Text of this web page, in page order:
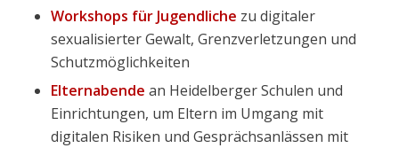
Workshops für Jugendliche zu digitaler
sexualisierter Gewalt, Grenzverletzungen und
Schutzmöglichkeiten
Elternabende an Heidelberger Schulen und
Einrichtungen, um Eltern im Umgang mit
digitalen Risiken und Gesprächsanlässen mit